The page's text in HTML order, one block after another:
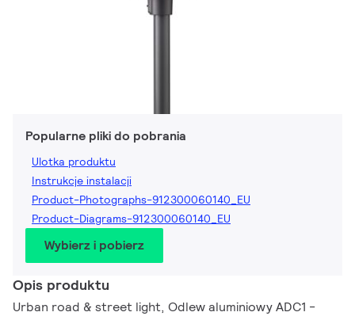
Popularne pliki do pobrania
Ulotka produktu
Instrukcje instalacji
Product-Photographs-912300060140_EU
Product-Diagrams-912300060140_EU
Wybierz i pobierz
Opis produktu
Urban road & street light, Odlew aluminiowy ADC1 -